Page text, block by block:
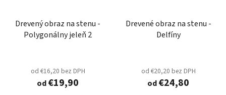
Drevený obraz na stenu -
Polygonálny jeleň 2
od €16,20 bez DPH
od€19,90
Drevené obraz na stenu -
Delfíny
od €20,20 bez DPH
od€24,80